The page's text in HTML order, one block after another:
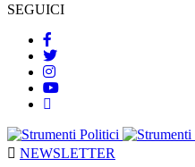
SEGUICI
NEWSLETTER